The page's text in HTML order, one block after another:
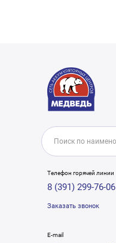
Телефон горячей линии
8 (391) 299-76-06
Заказать звонок
E-mail